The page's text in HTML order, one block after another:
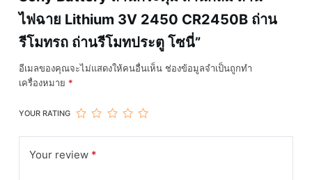
รีโมท
ประตู
โซนี่
ชิ้น
ไฟฉาย Lithium 3V 2450 CR2450B ถ่าน
รีโมทรถ ถ่านรีโมทประตู โซนี่”
อีเมลของคุณจะไม่แสดงให้คนอื่นเห็น ช่องข้อมูลจำเป็นถูกทำ
เครื่องหมาย *
YOUR RATING
Your review*